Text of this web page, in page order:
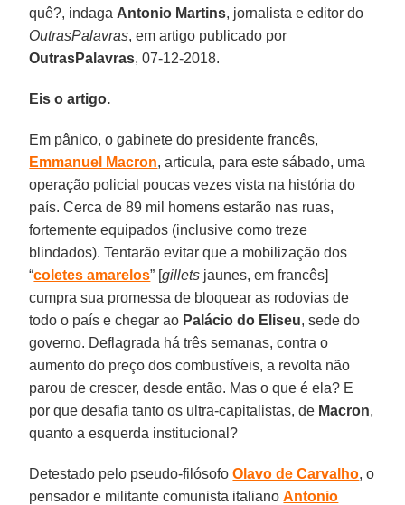
quê?, indaga Antonio Martins, jornalista e editor do
OutrasPalavras, em artigo publicado por
OutrasPalavras, 07-12-2018.
Eis o artigo.
Em pânico, o gabinete do presidente francês,
Emmanuel Macron, articula, para este sábado, uma
operação policial poucas vezes vista na história do
país. Cerca de 89 mil homens estarão nas ruas,
fortemente equipados (inclusive como treze
blindados). Tentarão evitar que a mobilização dos
“coletes amarelos” [gillets jaunes, em francês]
cumpra sua promessa de bloquear as rodovias de
todo o país e chegar ao Palácio do Eliseu, sede do
governo. Deflagrada há três semanas, contra o
aumento do preço dos combustíveis, a revolta não
parou de crescer, desde então. Mas o que é ela? E
por que desafia tanto os ultra-capitalistas, de Macron,
quanto a esquerda institucional?
Detestado pelo pseudo-filósofoOlavo de Carvalho, o
pensador e militante comunista italianoAntonio